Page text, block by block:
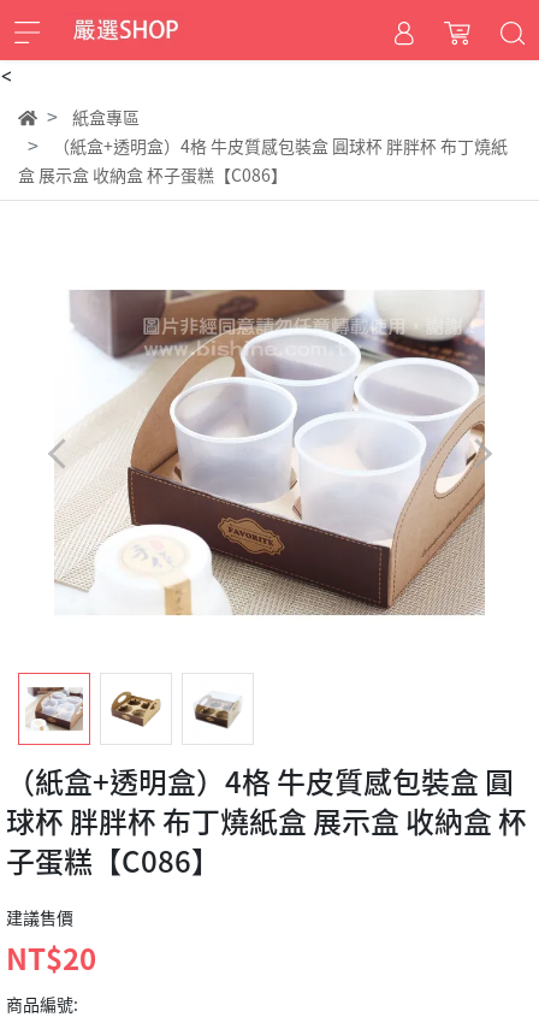
<
紙盒專區
（紙盒+透明盒）4格 牛皮質感包裝盒 圓球杯 胖胖杯 布丁燒紙
盒 展示盒 收納盒 杯子蛋糕【C086】
（紙盒+透明盒）4格 牛皮質感包裝盒 圓
球杯 胖胖杯 布丁燒紙盒 展示盒 收納盒 杯
子蛋糕【C086】
建議售價
NT$20
商品編號: